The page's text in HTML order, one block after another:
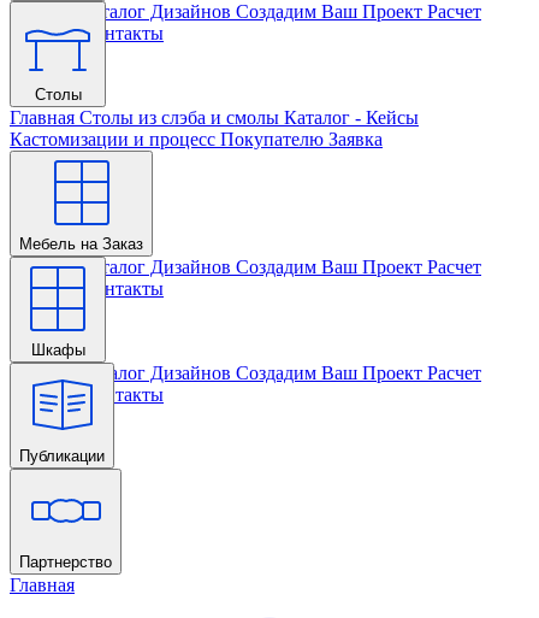
Главная Каталог Дизайнов Создадим Ваш Проект Расчет
Проекта Контакты
Столы
Главная Столы из слэба и смолы Каталог - Кейсы
Кастомизации и процесс Покупателю Заявка
Мебель на Заказ
Главная Каталог Дизайнов Создадим Ваш Проект Расчет
Проекта
Контакты
Шкафы
Главная Каталог Дизайнов Создадим Ваш Проект Расчет
Проекта Контакты
Публикации
Главная
Партнерство
Главная